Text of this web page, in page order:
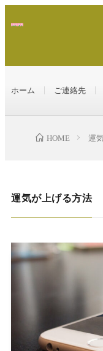
ホーム ご連絡先
HOME 運
運気が上げる方法